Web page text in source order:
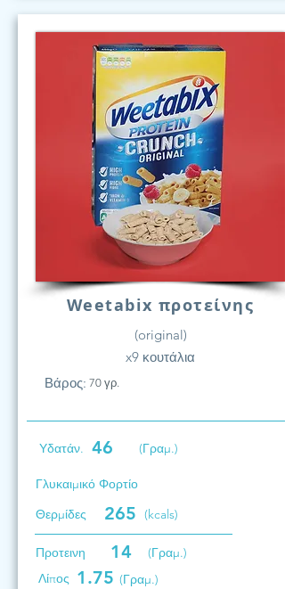
Weetabix προτείνης
(original)
x9 κουτάλια
Βάρος: 70 γρ.
Υδατάν. 46 (Γραμ.)
Γλυκαιμικό Φορτίο
Θερμίδες
265 (kcals)
Προτεινη 14
(Γραμ.)
Λίπος 1.75 (Γραμ.)